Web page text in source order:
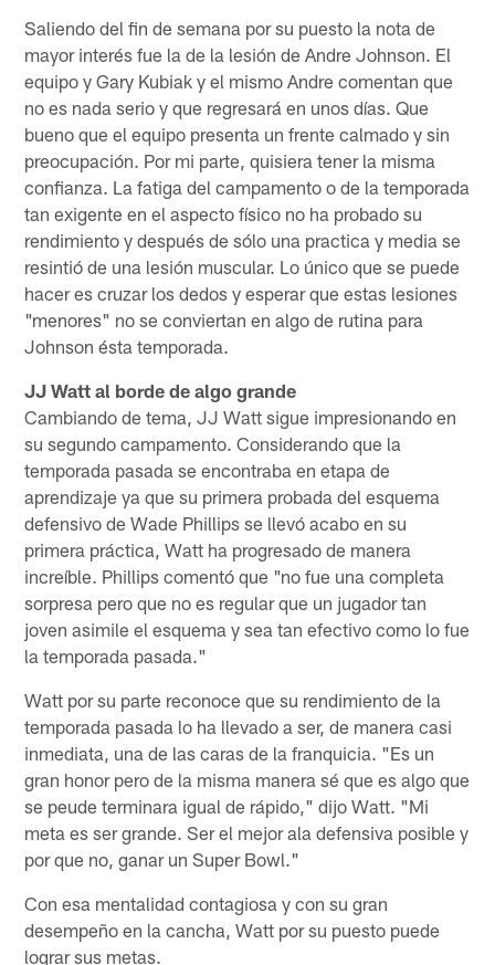
Saliendo del fin de semana por su puesto la nota de
mayor interés fue la de la lesión de Andre Johnson. El
equipo y Gary Kubiak y el mismo Andre comentan que
no es nada serio y que regresará en unos días. Que
bueno que el equipo presenta un frente calmado y sin
preocupación. Por mi parte, quisiera tener la misma
confianza. La fatiga del campamento o de la temporada
tan exigente en el aspecto físico no ha probado su
rendimiento y después de sólo una practica y media se
resintió de una lesión muscular. Lo único que se puede
hacer es cruzar los dedos y esperar que estas lesiones
"menores" no se conviertan en algo de rutina para
Johnson ésta temporada.
JJ Watt al borde de algo grande
Cambiando de tema, JJ Watt sigue impresionando en
su segundo campamento. Considerando que la
temporada pasada se encontraba en etapa de
aprendizaje ya que su primera probada del esquema
defensivo de Wade Phillips se llevó acabo en su
primera práctica, Watt ha progresado de manera
increíble. Phillips comentó que "no fue una completa
sorpresa pero que no es regular que un jugador tan
joven asimile el esquema y sea tan efectivo como lo fue
la temporada pasada."
Watt por su parte reconoce que su rendimiento de la
temporada pasada lo ha llevado a ser, de manera casi
inmediata, una de las caras de la franquicia. "Es un
gran honor pero de la misma manera sé que es algo que
se peude terminara igual de rápido," dijo Watt. "Mi
meta es ser grande. Ser el mejor ala defensiva posible y
por que no, ganar un Super Bowl."
Con esa mentalidad contagiosa y con su gran
desempeño en la cancha, Watt por su puesto puede
lograr sus metas.